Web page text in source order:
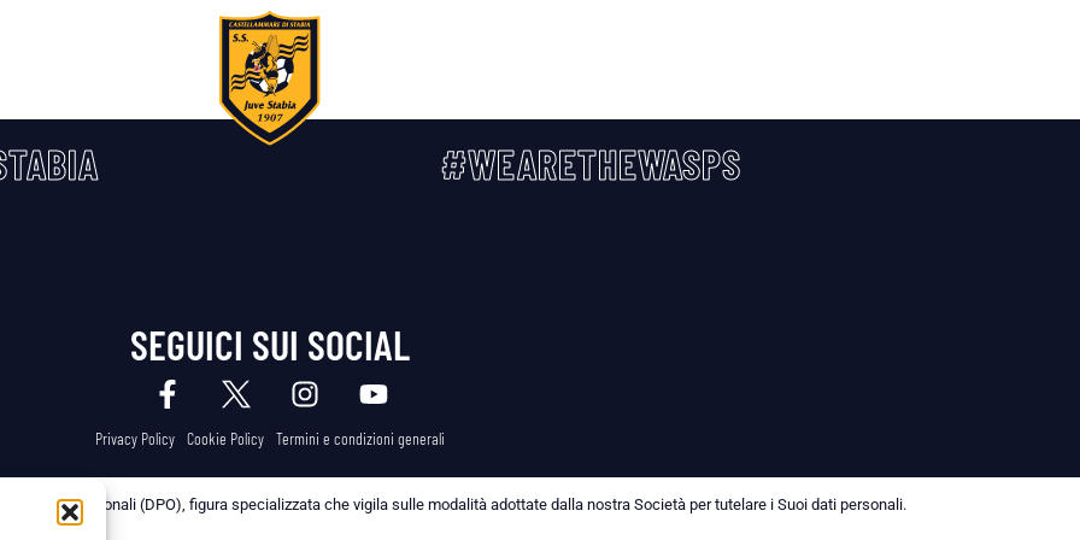
#WEARETHEWASPS
SEGUICI SUI SOCIAL
Privacy Policy Cookie Policy Termini e condizioni generali
dei Dati Personali (DPO), figura specializzata che vigila sulle modalità adottate dalla nostra Società per tutelare i Suoi dati personali.